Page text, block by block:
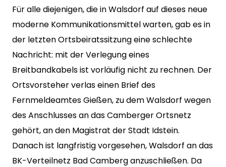
Für alle diejenigen, die in Walsdorf auf dieses neue
moderne Kommunikationsmittel warten, gab es in
der letzten Ortsbeiratssitzung eine schlechte
Nachricht: mit der Verlegung eines
Breitbandkabels ist vorläufig nicht zu rechnen. Der
Ortsvorsteher verlas einen Brief des
Fernmeldeamtes Gießen, zu dem Walsdorf wegen
des Anschlusses an das Camberger Ortsnetz
gehört, an den Magistrat der Stadt Idstein.
Danach ist langfristig vorgesehen, Walsdorf an das
BK-Verteilnetz Bad Camberg anzuschließen. Da